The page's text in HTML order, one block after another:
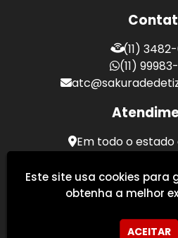
(11)
(11)
Em todo o estado
Este site usa cookies para
obtenha a melhor
ACEITAR